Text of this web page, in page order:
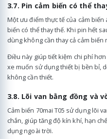
3.7. Pin cảm biến có thể
Một ưu điểm thực tế của cảm biến
biến có thể thay thế. Khi pin hết
dùng không cần thay cả cảm biến
Điều này giúp tiết kiệm chi phí
xe muốn sử dụng thiết bị bền bỉ,
không cần thiết.
3.8. Lõi van bằng đồng và
Cảm biến 70mai T05 sử dụng lõi
chắn, giúp tăng độ kín khí, hạn
dụng ngoài trời.